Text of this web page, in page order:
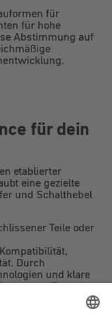
für
für hohe
Abstimmung auf
für dein
etablierter
eine gezielte
und Schalthebel
Teile oder
Durch
und klare
die
verbessert.